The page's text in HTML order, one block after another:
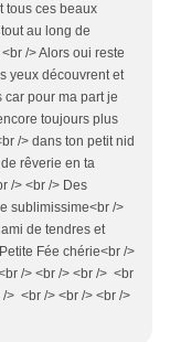
tous ces beaux
au long de
/> Alors oui reste
yeux découvrent et
pour ma part je
toujours plus
/> dans ton petit nid
rêverie en ta
/> <br /> Des
sublimissime<br />
de tendres et
Fée chérie<br />
/> <br /> <br /> <br
> <br /> <br /> <br />